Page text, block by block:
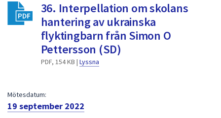
välja
något
av
36. Interpellation om skolans
hantering av ukrainska
flyktingbarn från Simon O
Pettersson (SD)
PDF, 154 KB | Lyssna
Mötesdatum:
19 september 2022